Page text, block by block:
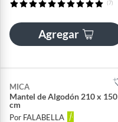
(7)
Agregar
MICA
Mantel de Algodón 210 x 150
cm
Por FALABELLA